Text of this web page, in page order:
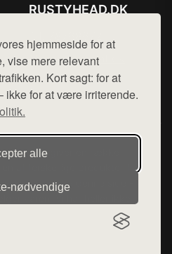
hjemmeside for at
vise mere relevant
Kort sagt: for at
ikke for at være irriterende.
alle
RUSTYHEAD.DK
Mail: hej@want.dk
Cookie- og privatlivspolitik
der udgiver en række
af forskellige produkter fra
ikke varer fra denne side - vi